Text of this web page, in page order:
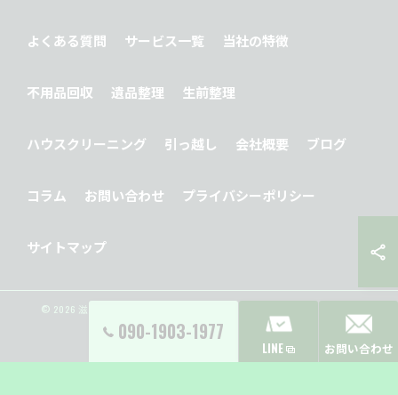
090-1903-1977
LINE お問い合わせ
よくある質問 サービス一覧 当社の特徴
不用品回収 遺品整理 生前整理
ハウスクリーニング 引っ越し 会社概要 ブログ
コラム お問い合わせ プライバシーポリシー
サイトマップ
© 2026 滋賀県大津市の便利屋ならY’s Clean Up ALL RIGHTS RESERVED.